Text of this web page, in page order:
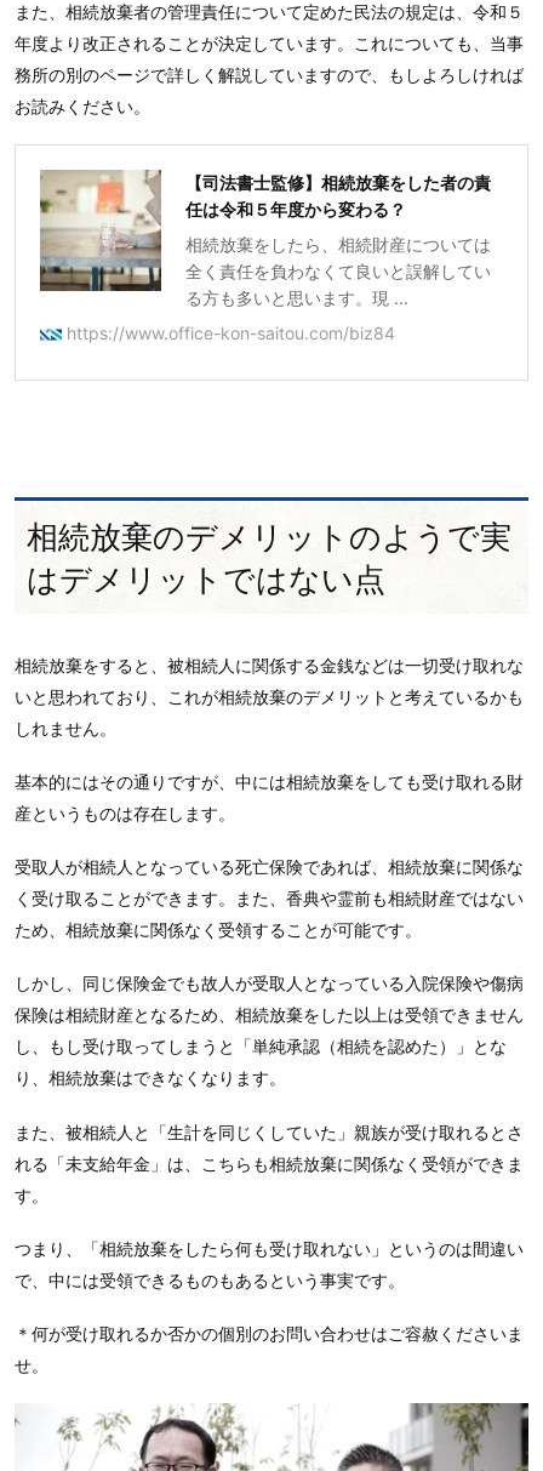
また、相続放棄者の管理責任について定めた民法の規定は、令和５
年度より改正されることが決定しています。これについても、当事
務所の別のページで詳しく解説していますので、もしよろしければ
お読みください。
【司法書士監修】相続放棄をした者の責
任は令和５年度から変わる？
相続放棄をしたら、相続財産については
全く責任を負わなくて良いと誤解してい
る方も多いと思います。現 ...
https://www.office-kon-saitou.com/biz84
相続放棄のデメリットのようで実
はデメリットではない点
相続放棄をすると、被相続人に関係する金銭などは一切受け取れな
いと思われており、これが相続放棄のデメリットと考えているかも
しれません。
基本的にはその通りですが、中には相続放棄をしても受け取れる財
産というものは存在します。
受取人が相続人となっている死亡保険であれば、相続放棄に関係な
く受け取ることができます。また、香典や霊前も相続財産ではない
ため、相続放棄に関係なく受領することが可能です。
しかし、同じ保険金でも故人が受取人となっている入院保険や傷病
保険は相続財産となるため、相続放棄をした以上は受領できません
し、もし受け取ってしまうと「単純承認（相続を認めた）」とな
り、相続放棄はできなくなります。
また、被相続人と「生計を同じくしていた」親族が受け取れるとさ
れる「未支給年金」は、こちらも相続放棄に関係なく受領ができま
す。
つまり、「相続放棄をしたら何も受け取れない」というのは間違い
で、中には受領できるものもあるという事実です。
＊何が受け取れるか否かの個別のお問い合わせはご容赦くださいま
せ。